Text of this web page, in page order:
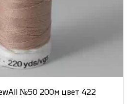
№50 200м цвет 422